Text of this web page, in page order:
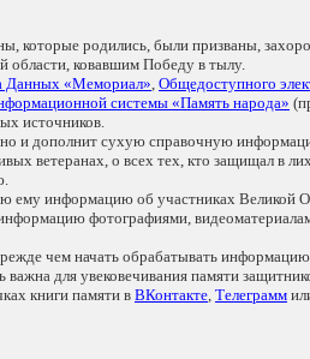
которые родились, были призваны,
области, ковавшим Победу в тылу.
Данных «Мемориал», Общедоступного
системы «Память народа»
источников.
но и дополнит сухую справочную
ветеранах, о всех тех, кто защищал в
ему информацию об участниках Великой
фотографиями,
чем начать обрабатывать
для увековечивания памяти
книги памяти в ВКонтакте, Телеграмм